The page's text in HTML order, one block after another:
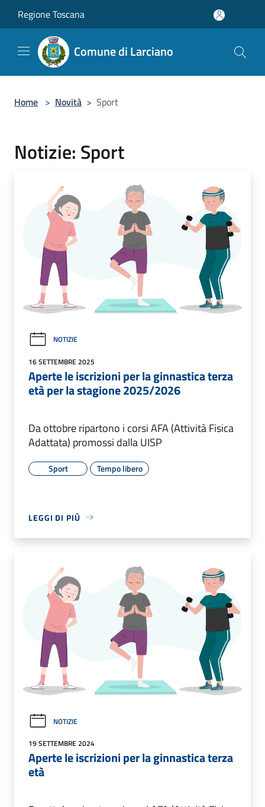
Regione Toscana
Comune di Larciano
Home > Novità > Sport
Notizie: Sport
NOTIZIE
16 SETTEMBRE 2025
Aperte le iscrizioni per la ginnastica terza
età per la stagione 2025/2026
Da ottobre ripartono i corsi AFA (Attività Fisica
Adattata) promossi dalla UISP
Sport Tempo libero
LEGGI DI PIÙ
NOTIZIE
19 SETTEMBRE 2024
Aperte le iscrizioni per la ginnastica terza
età